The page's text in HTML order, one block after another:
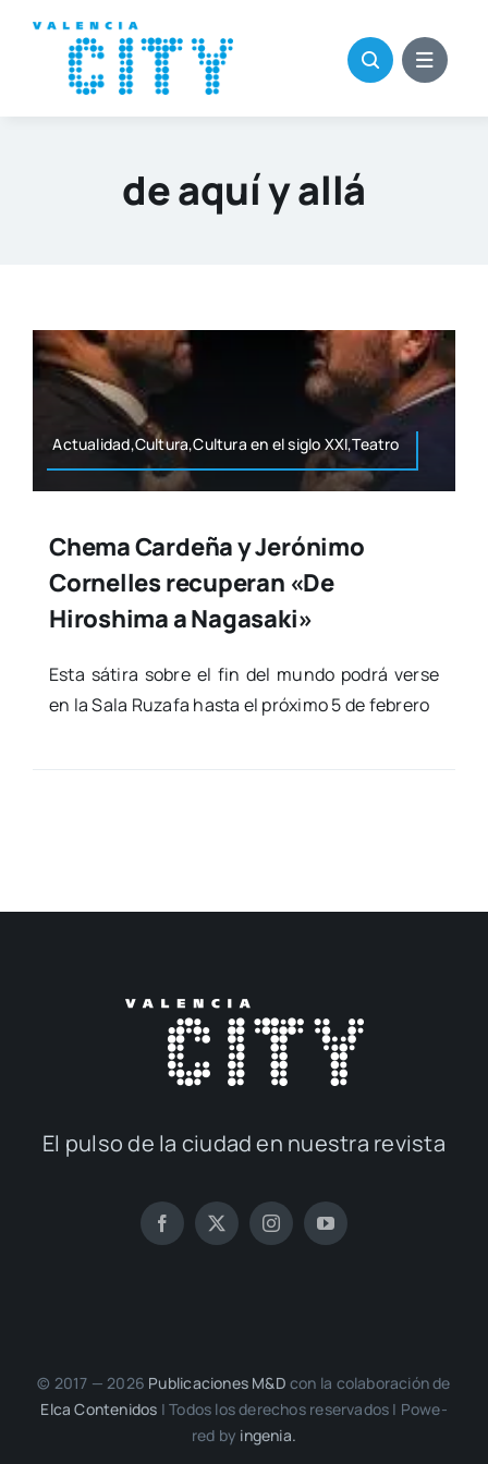
contenido
de aquí y allá
Actualidad,Cultura,Cultura en el siglo XXI,Teatro
Chema Cardeña y Jerónimo
Cornelles recuperan «De
Hiroshima a Nagasaki»
Esta sáti­ra sobre el fin del mun­do podrá ver­se
en la Sala Ruza­fa has­ta el pró­xi­mo 5 de febre­ro
El pul­so de la ciu­dad en nues­tra revis­ta
© 2017 — 2026 Publi­ca­cio­nes M&D con la cola­bo­ra­ción de
Elca Con­te­ni­dos | Todos los dere­chos reser­va­dos | Powe­
red by inge­nia.